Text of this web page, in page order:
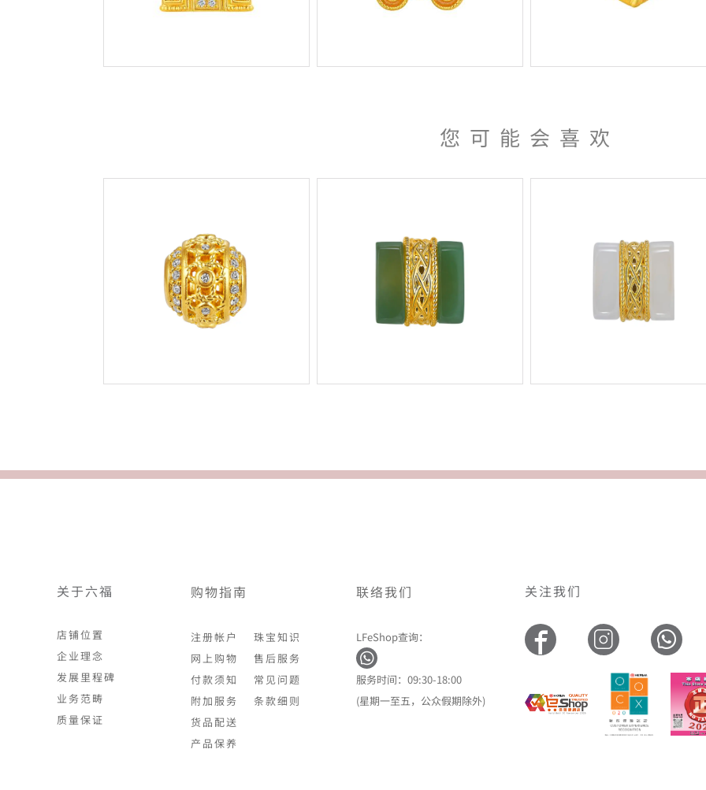
您可能会喜欢
关于六福
店铺位置
企业理念
发展里程碑
业务范畴
质量保证
购物指南
注册帐户
网上购物
付款须知
附加服务
货品配送
产品保养
珠宝知识
售后服务
常见问题
条款细则
联络我们
LFeShop查询：
服务时间：09:30-18:00
(星期一至五，公众假期除外)
关注我们